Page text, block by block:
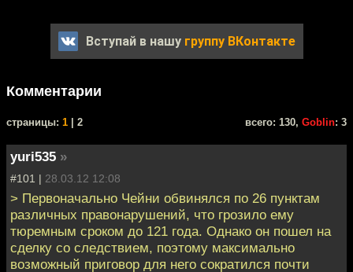
Вступай в нашу группу ВКонтакте
Комментарии
cтраницы: 1 | 2 всего: 130, Goblin: 3
yuri535 »
#101 | 28.03.12 12:08
> Первоначально Чейни обвинялся по 26 пунктам
различных правонарушений, что грозило ему
тюремным сроком до 121 года. Однако он пошел на
сделку со следствием, поэтому максимально
возможный приговор для него сократился почти